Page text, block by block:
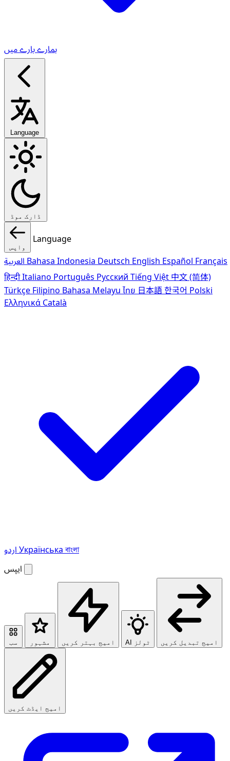
ہمارے بارے میں
Language
ڈارک موڈ
واپس
Language
Bahasa Indonesia Deutsch English Español Français
हिन्दीItaliano Português Pусский Tiếng Việt 中文 (简体)
Türkçe Filipino Bahasa Melayu ไทย 日本語한국어 Polski
Ελληνικά Català
Українськаবাংলা
ایپس
سب مشہور امیج بہتر کریں AI ٹولز امیج تبدیل کریں
امیج ایڈٹ کریں